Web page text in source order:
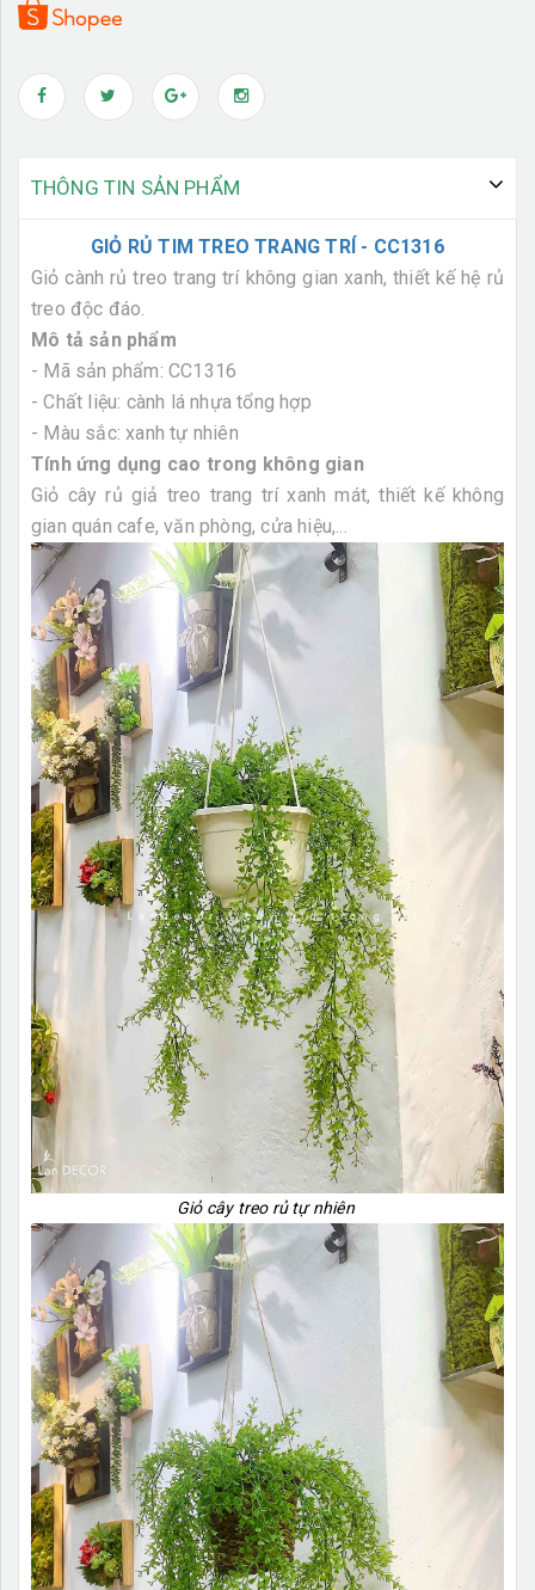
THÔNG TIN SẢN PHẨM
GIỎ RỦ TIM TREO TRANG TRÍ - CC1316
Giỏ cành rủ treo trang trí không gian xanh, thiết kế hệ rủ
treo độc đáo.
Mô tả sản phẩm
- Mã sản phẩm: CC1316
- Chất liệu: cành lá nhựa tổng hợp
- Màu sắc: xanh tự nhiên
Tính ứng dụng cao trong không gian
Giỏ cây rủ giả treo trang trí xanh mát, thiết kế không
gian quán cafe, văn phòng, cửa hiệu,...
Giỏ cây treo rủ tự nhiên